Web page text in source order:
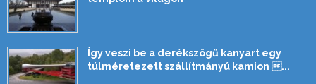
Így veszi be a derékszögű kanyart egy
túlméretezett szállítmányú kamion ...